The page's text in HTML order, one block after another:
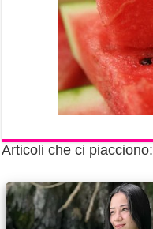
Articoli che ci piacciono: